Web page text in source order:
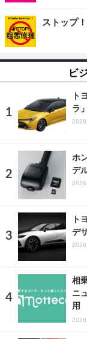
ストップ
ビ
ト
ラ
ホ
デ
ト
デ
相
ニ
用